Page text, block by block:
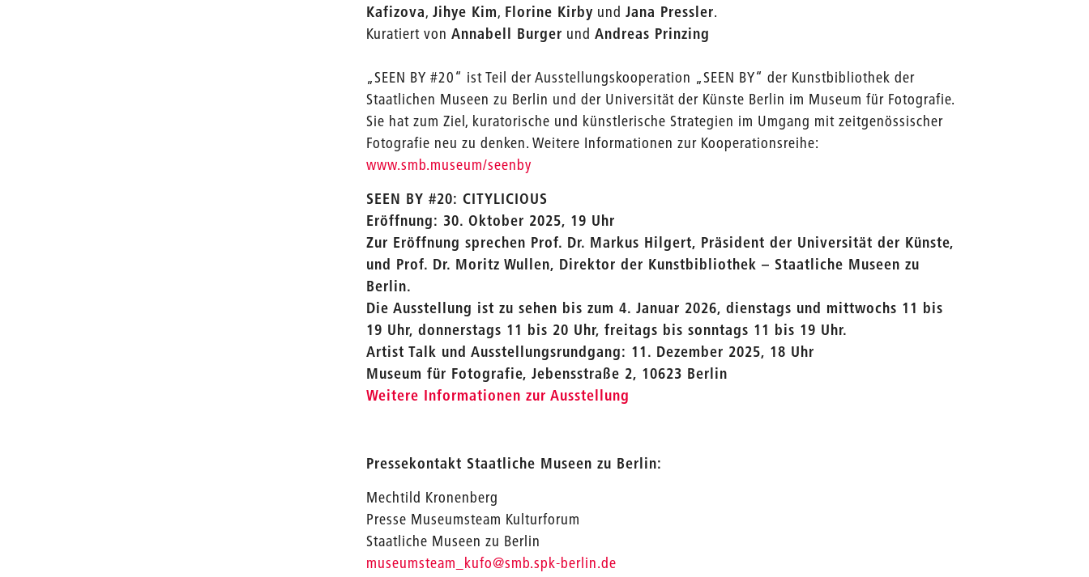
Kafizova,Jihye Kim, Florine Kirby undJana Pressler.
Kuratiert vonAnnabell Burger undAndreas Prinzing
„SEEN BY #20“ ist Teil der Ausstellungskooperation „SEEN BY“ der Kunstbibliothek der
Staatlichen Museen zu Berlin und der Universität der Künste Berlin im Museum für Fotografie.
Sie hat zum Ziel, kuratorische und künstlerische Strategien im Umgang mit zeitgenössischer
Fotografie neu zu denken. Weitere Informationen zur Kooperationsreihe:
www.smb.museum/seenby
SEEN BY #20: CITYLICIOUS
Eröffnung: 30. Oktober 2025, 19 Uhr
Zur Eröffnung sprechen Prof. Dr. Markus Hilgert, Präsident der Universität der Künste,
und Prof. Dr. Moritz Wullen, Direktor der Kunstbibliothek – Staatliche Museen zu
Berlin.
Die Ausstellung ist zu sehen bis zum 4. Januar 2026, dienstags und mittwochs 11 bis
19 Uhr, donnerstags 11 bis 20 Uhr, freitags bis sonntags 11 bis 19 Uhr.
Artist Talk und Ausstellungsrundgang: 11. Dezember 2025, 18 Uhr
Museum für Fotografie, Jebensstraße 2, 10623 Berlin
Weitere Informationen zur Ausstellung
Pressekontakt Staatliche Museen zu Berlin:
Mechtild Kronenberg
Presse Museumsteam Kulturforum
Staatliche Museen zu Berlin
museumsteam_kufo@smb.spk-berlin.de